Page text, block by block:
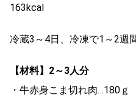
163kcal
冷蔵3～4日、冷凍で1～2週
【材料】2～3人分
・牛赤身こま切れ肉…180ｇ